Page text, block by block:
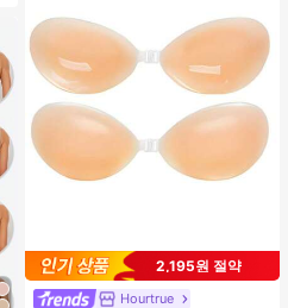
2,195원 절약
Hourtrue